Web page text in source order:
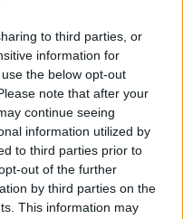
to third parties, or
information for
the below opt-out
note that after your
continue seeing
information utilized by
to third parties prior to
out of the further
by third parties on the
This information may
tartottak számon
552,5 ezret. A tavaly
csupán 62-vel kevesebb,
indított vállalkozások
múlt évi száma
Négy-öt éve még